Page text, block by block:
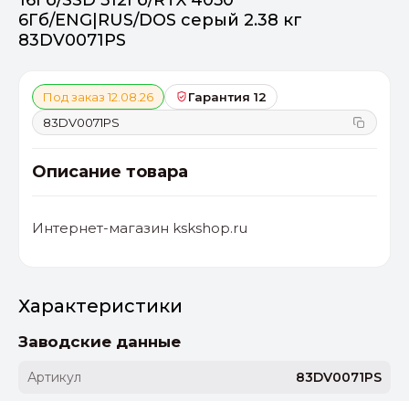
6Гб/ENG|RUS/DOS серый 2.38 кг
83DV0071PS
Под заказ 12.08.26
Гарантия 12
83DV0071PS
Описание товара
Интернет-магазин kskshop.ru
Характеристики
Заводские данные
Артикул
83DV0071PS